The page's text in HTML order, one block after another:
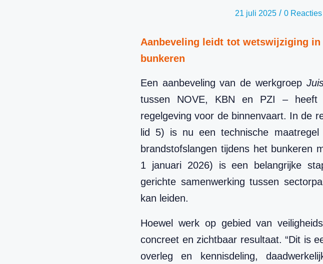
21 juli 2025 / 0 Reacties
Aanbeveling leidt tot wetswijziging
bunkeren
Een aanbeveling van de werkgroep
tussen NOVE, KBN en PZI – heeft
regelgeving voor de binnenvaart. In de
lid 5) is nu een technische
brandstofslangen tijdens het bunkeren
1 januari 2026) is een belangrijke
gerichte samenwerking tussen
kan leiden.
Hoewel werk op gebied van
concreet en zichtbaar resultaat. “Dit is
overleg en kennisdeling,